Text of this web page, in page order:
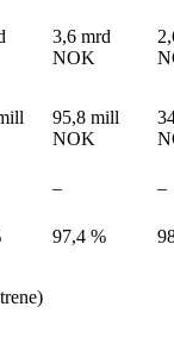
3,6 mrd
NOK
95,8 mill
NOK
–
–
97,4 %